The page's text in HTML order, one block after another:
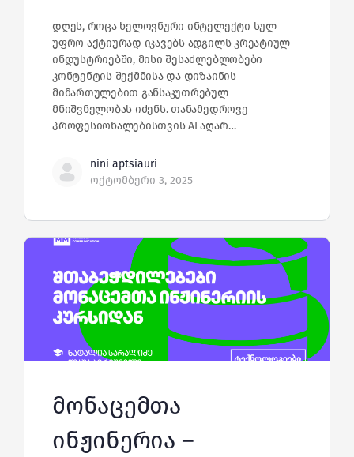
დღეს, როცა ხელოვნური ინტელექტი სულ
უფრო აქტიურად იკავებს ადგილს კრეატიულ
ინდუსტრიებში, მისი შესაძლებლობები
კონტენტის შექმნისა და დიზაინის
მიმართულებით განსაკუთრებულ
მნიშვნელობას იძენს. თანამედროვე
პროფესიონალებისთვის AI აღარ…
nini aptsiauri
ოქტომბერი 3, 2025
მონაცემთა
ინჟინერია –